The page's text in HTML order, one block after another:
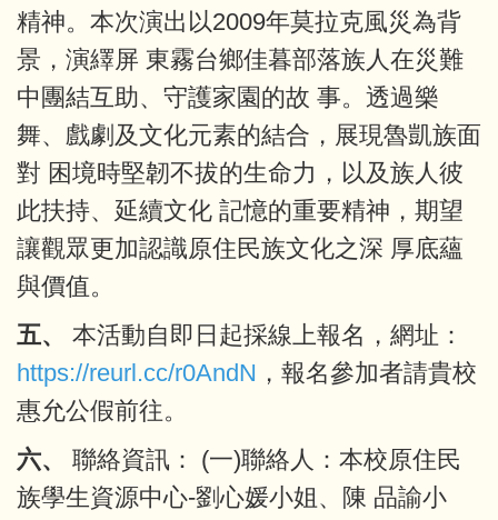
精神。本次演出以2009年莫拉克風災為背
景，演繹屏 東霧台鄉佳暮部落族人在災難
中團結互助、守護家園的故 事。透過樂
舞、戲劇及文化元素的結合，展現魯凱族面
對 困境時堅韌不拔的生命力，以及族人彼
此扶持、延續文化 記憶的重要精神，期望
讓觀眾更加認識原住民族文化之深 厚底蘊
與價值。
五、
本活動自即日起採線上報名，網址：
https://reurl.cc/r0AndN ，報名參加者請貴校
惠允公假前往。
六、
聯絡資訊： (一)聯絡人：本校原住民
族學生資源中心-劉心媛小姐、陳 品諭小